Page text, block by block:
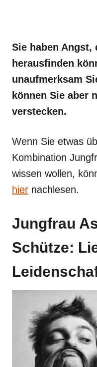
Sie haben Angst,
herausfinden
unaufmerksam
können Sie aber
verstecken.
Wenn Sie etwas
Kombination
wissen wollen,
hier nachlesen.
Jungfrau
Schütze: